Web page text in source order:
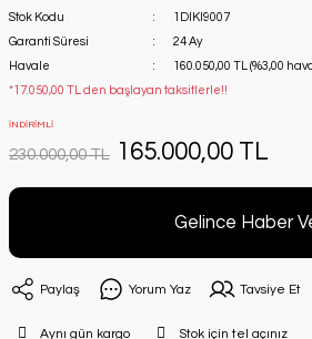
Stok Kodu
1DIKI9007
Garanti Süresi
24 Ay
Havale
160.050,00 TL (%3,00
*17.050,00 TL den başlayan taksitlerle!!
İNDİRİMLİ
230.000,00 TL 165.000,00 TL
Gelince Haber
Paylaş Yorum Yaz Tavsiye Et
Aynı gün kargo Stok için tel açınız